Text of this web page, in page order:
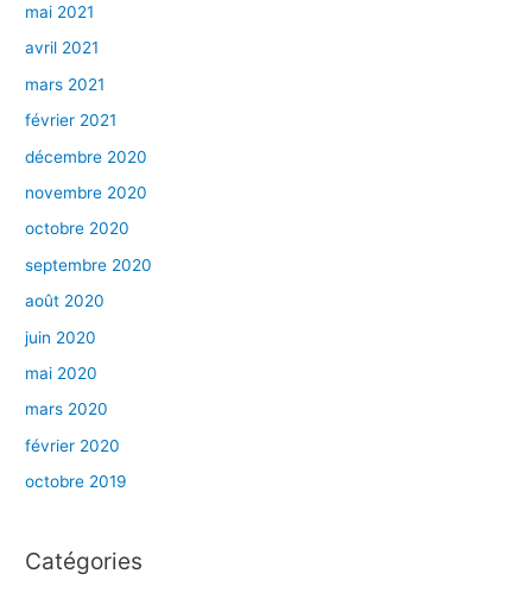
mai 2021
avril 2021
mars 2021
février 2021
décembre 2020
novembre 2020
octobre 2020
septembre 2020
août 2020
juin 2020
mai 2020
mars 2020
février 2020
octobre 2019
Catégories